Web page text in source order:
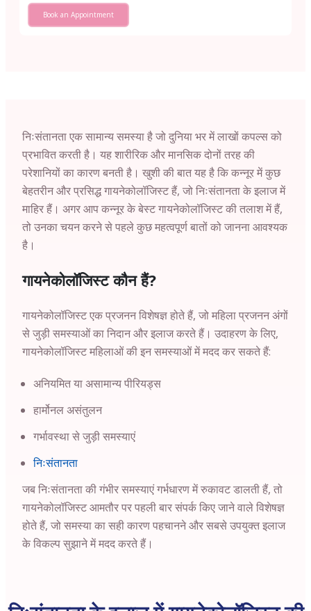
Book an Appointment
निःसंतानता एक सामान्य समस्या है जो दुनिया भर में लाखों कपल्स को
प्रभावित करती है। यह शारीरिक और मानसिक दोनों तरह की
परेशानियों का कारण बनती है। खुशी की बात यह है कि कन्नूर में कुछ
बेहतरीन और प्रसिद्ध गायनेकोलॉजिस्ट हैं, जो निःसंतानता के इलाज में
माहिर हैं। अगर आप कन्नूर के बेस्ट गायनेकोलॉजिस्ट की तलाश में हैं,
तो उनका चयन करने से पहले कुछ महत्वपूर्ण बातों को जानना आवश्यक
है।
गायनेकोलॉजिस्ट कौन हैं?
गायनेकोलॉजिस्ट एक प्रजनन विशेषज्ञ होते हैं, जो महिला प्रजनन अंगों
से जुड़ी समस्याओं का निदान और इलाज करते हैं। उदाहरण के लिए,
गायनेकोलॉजिस्ट महिलाओं की इन समस्याओं में मदद कर सकते हैं:
अनियमित या असामान्य पीरियड्स
हार्मोनल असंतुलन
गर्भावस्था से जुड़ी समस्याएं
निःसंतानता
जब निःसंतानता की गंभीर समस्याएं गर्भधारण में रुकावट डालती हैं, तो
गायनेकोलॉजिस्ट आमतौर पर पहली बार संपर्क किए जाने वाले विशेषज्ञ
होते हैं, जो समस्या का सही कारण पहचानने और सबसे उपयुक्त इलाज
के विकल्प सुझाने में मदद करते हैं।